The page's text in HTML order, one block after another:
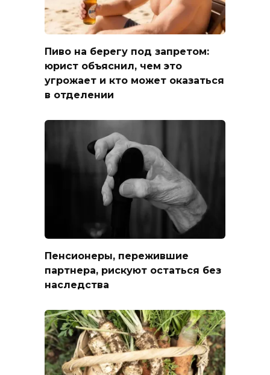
Пиво на берегу под запретом:
юрист объяснил, чем это
угрожает и кто может оказаться
в отделении
Пенсионеры, пережившие
партнера, рискуют остаться без
наследства